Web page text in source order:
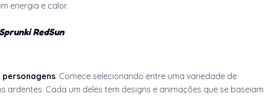
energia e calor.
Sprunki RedSun
personagens: Comece selecionando entre uma variedade de
ardentes. Cada um deles tem designs e animações que se baseiam